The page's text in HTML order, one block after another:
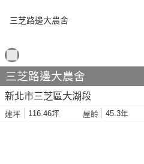
三芝路邊大農舍
新北市三芝區大湖段
建坪 116.46坪 屋齡 45.3年